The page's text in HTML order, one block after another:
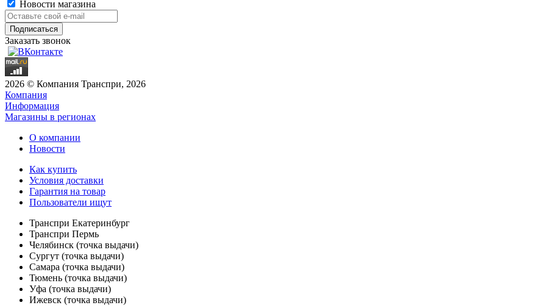
Новости магазина
Заказать звонок
2026 © Компания Транспри, 2026
Компания
Информация
Магазины в регионах
О компании
Новости
Как купить
Условия доставки
Гарантия на товар
Пользователи ищут
Транспри Екатеринбург
Транспри Пермь
Челябинск (точка выдачи)
Сургут (точка выдачи)
Самара (точка выдачи)
Тюмень (точка выдачи)
Уфа (точка выдачи)
Ижевск (точка выдачи)